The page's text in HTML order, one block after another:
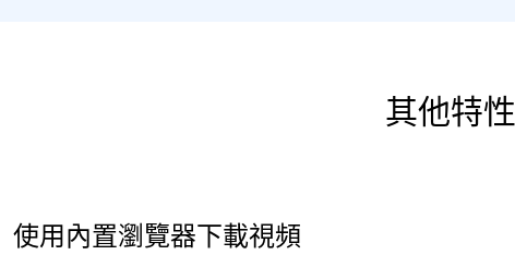
其他特性
使用內置瀏覽器下載視頻